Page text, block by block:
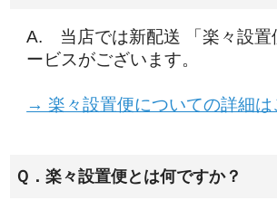
A. 当店では新配送 「楽々設置
ービスがございます。
→ 楽々設置便についての詳細は
Ｑ．楽々設置便とは何ですか？